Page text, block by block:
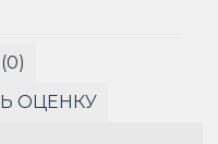
ОЦЕНКУ